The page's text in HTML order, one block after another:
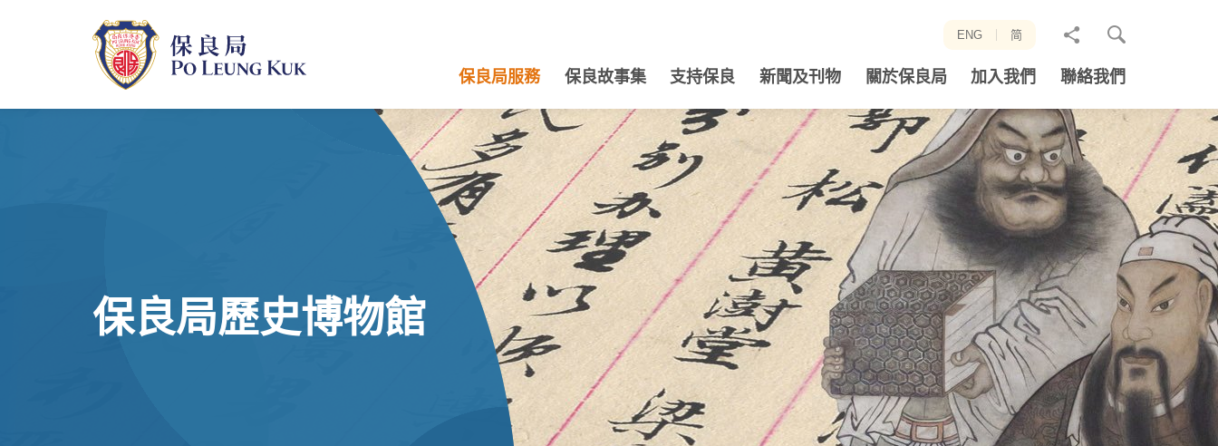
ENG 简
分
至
保良局服務 保良故事集 支持保良 新聞及刊物 關於保良局 加入我們 聯絡我們
保良局歷史博物館